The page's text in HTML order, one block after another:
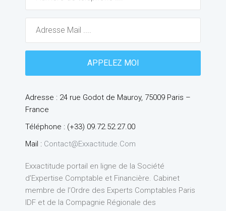
Adresse : 24 rue Godot de Mauroy, 75009 Paris –
France
Téléphone : (+33) 09.72.52.27.00
Mail : Contact@exxactitude.com
Exxactitude portail en ligne de la Société
d’Expertise Comptable et Financière. Cabinet
membre de l’Ordre des Experts Comptables Paris
IDF et de la Compagnie Régionale des